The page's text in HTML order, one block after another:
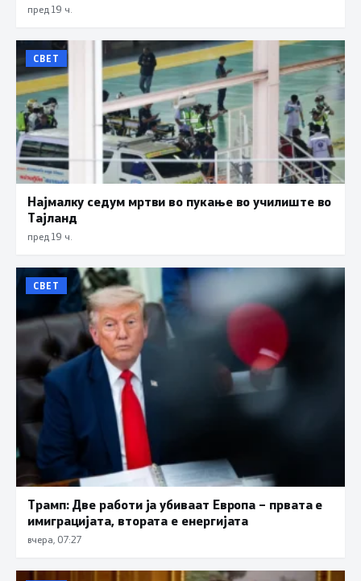
пред 19 ч.
СВЕТ
Најмалку седум мртви во пукање во училиште во
Тајланд
пред 19 ч.
СВЕТ
Трамп: Две работи ја убиваат Европа – првата е
имиграцијата, втората е енергијата
вчера, 07:27